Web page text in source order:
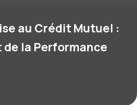
au Crédit Mutuel :
la Performance